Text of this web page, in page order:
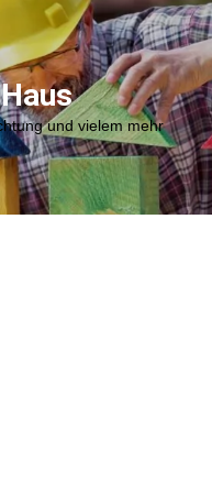
und vielem mehr